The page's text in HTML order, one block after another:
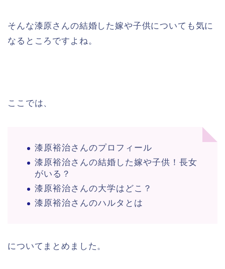
そんな漆原さんの結婚した嫁や子供についても気に
なるところですよね。
ここでは、
漆原裕治さんのプロフィール
漆原裕治さんの結婚した嫁や子供！長女
がいる？
漆原裕治さんの大学はどこ？
漆原裕治さんのハルタとは
についてまとめました。